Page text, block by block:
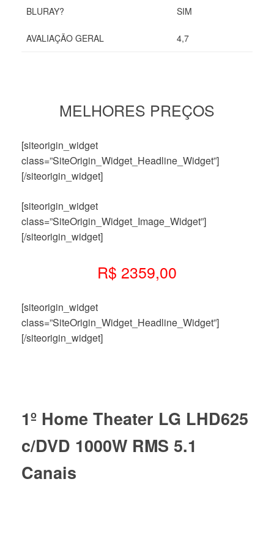
BLURAY? SIM
AVALIAÇÃO GERAL 4,7
MELHORES PREÇOS
[siteorigin_widget
class=”SiteOrigin_Widget_Headline_Widget”]
[/siteorigin_widget]
[siteorigin_widget
class=”SiteOrigin_Widget_Image_Widget”]
[/siteorigin_widget]
R$ 2359,00
[siteorigin_widget
class=”SiteOrigin_Widget_Headline_Widget”]
[/siteorigin_widget]
1º Home Theater LG LHD625
c/DVD 1000W RMS 5.1
Canais